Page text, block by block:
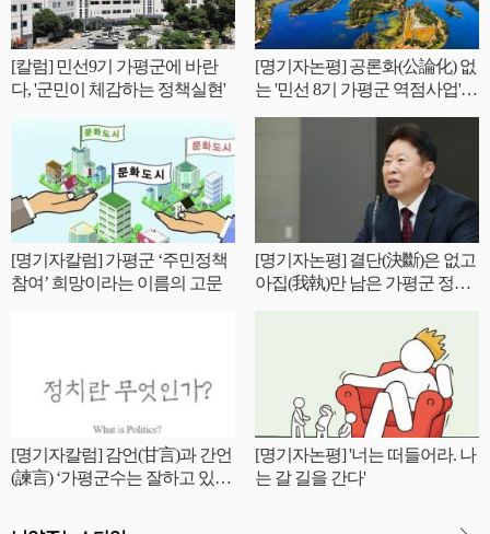
[칼럼] 민선9기 가평군에 바란
다, '군민이 체감하는 정책실현'
[명기자논평] 공론화(公論化) 없
는 '민선 8기 가평군 역점사업'
[명기자칼럼] 가평군 ‘주민정책
참여’ 희망이라는 이름의 고문
[명기자논평] 결단(決斷)은 없고
아집(我執)만 남은 가평군 정기
[명기자칼럼] 감언(甘言)과 간언
(諫言) ‘가평군수는 잘하고 있는
[명기자논평] '너는 떠들어라. 나
는 갈 길을 간다'